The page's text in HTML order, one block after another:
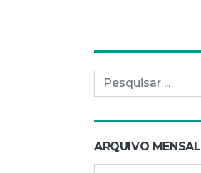
Pesquisar por:
ARQUIVO MENSAL